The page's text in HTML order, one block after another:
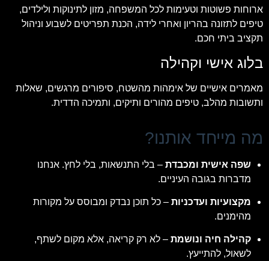
ארוחות פשוטות וטעימות לכל המשפחה, מזון לתינוקות ולילדים,
טיפים לתזונה בהריון ואחרי לידה, הכנת תפריטים לשבוע וניהול
תקציב ביתי חכם.
בלוג אישי וקהילה
מאמרים אישיים של אימהות מהשטח, סיפורים מרגשים, שאלות
ותשובות מהלב, טיפים מהורים ותיקים, ותמיכה הדדית.
מה מייחד אותנו?
שפה אישית ומכבדת – בלי התנשאות, בלי לחץ. אנחנו
מדברות בגובה העיניים.
מקצועיות ועדכניות – כל תוכן נבדק ומבוסס על מקורות
מהימנים.
קהילה חיה ונושמת – לא רק קריאה, אלא מקום לשתף,
לשאול, להתייעץ.